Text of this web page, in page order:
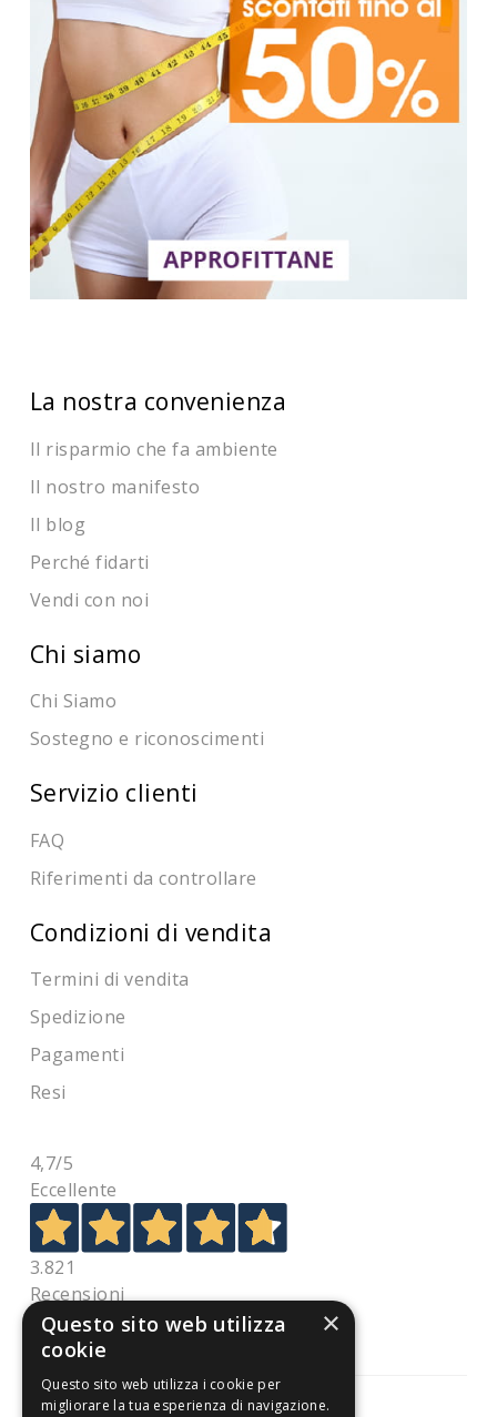
La nostra convenienza
Il risparmio che fa ambiente
Il nostro manifesto
Il blog
Perché fidarti
Vendi con noi
Chi siamo
Chi Siamo
Sostegno e riconoscimenti
Servizio clienti
FAQ
Riferimenti da controllare
Condizioni di vendita
Termini di vendita
Spedizione
Pagamenti
Resi
4,7/5
Eccellente
3.821
Recensioni
×
Questo sito web utilizza
cookie
Questo sito web utilizza i cookie per
migliorare la tua esperienza di navigazione.